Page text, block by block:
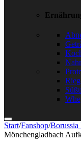
Start/Fanshop/Borussia
Mönchengladbach